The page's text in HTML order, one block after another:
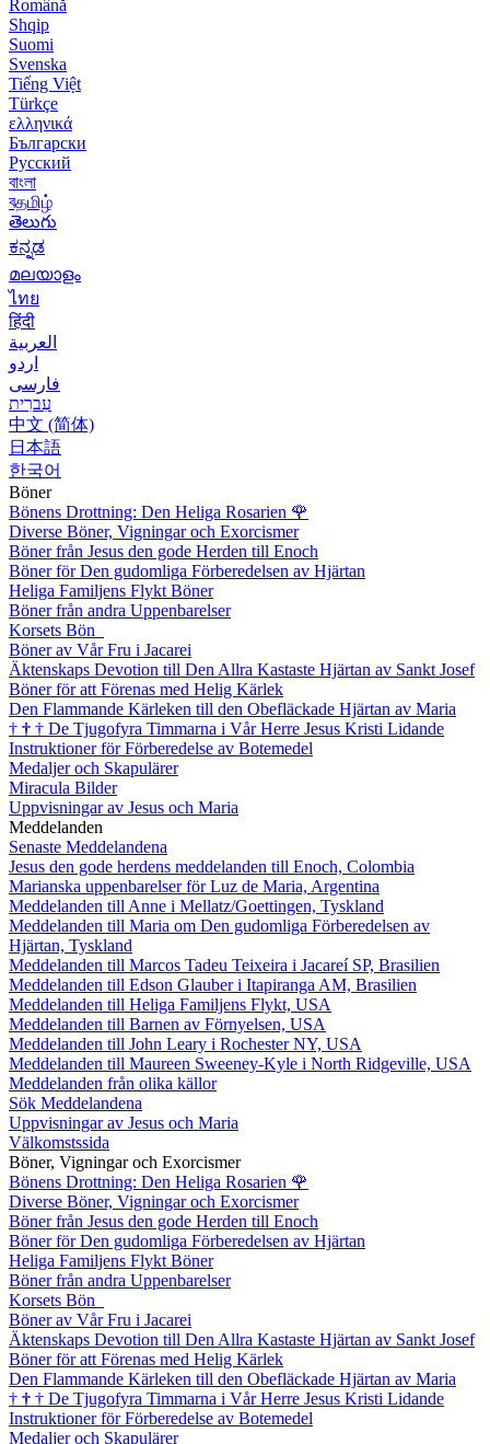
Română
Shqip
Suomi
Svenska
Tiếng Việt
Türkçe
ελληνικά
Български
Русский
বাংলা
বதமிழ்
తెలుగు
ಕನ್ನಡ
മലയാളം
ไทย
हिंदी
العربية
اردو
فارسی
עִברִית
中文 (简体)
日本語
한국어
Böner
Bönens Drottning: Den Heliga Rosarien 🌹
Diverse Böner, Vigningar och Exorcismer
Böner från Jesus den gode Herden till Enoch
Böner för Den gudomliga Förberedelsen av Hjärtan
Heliga Familjens Flykt Böner
Böner från andra Uppenbarelser
Korsets Bön
Böner av Vår Fru i Jacarei
Äktenskaps Devotion till Den Allra Kastaste Hjärtan av Sankt Josef
Böner för att Förenas med Helig Kärlek
Den Flammande Kärleken till den Obefläckade Hjärtan av Maria
† † † De Tjugofyra Timmarna i Vår Herre Jesus Kristi Lidande
Instruktioner för Förberedelse av Botemedel
Medaljer och Skapulärer
Miracula Bilder
Uppvisningar av Jesus och Maria
Meddelanden
Senaste Meddelandena
Jesus den gode herdens meddelanden till Enoch, Colombia
Marianska uppenbarelser för Luz de Maria, Argentina
Meddelanden till Anne i Mellatz/Goettingen, Tyskland
Meddelanden till Maria om Den gudomliga Förberedelsen av
Hjärtan, Tyskland
Meddelanden till Marcos Tadeu Teixeira i Jacareí SP, Brasilien
Meddelanden till Edson Glauber i Itapiranga AM, Brasilien
Meddelanden till Heliga Familjens Flykt, USA
Meddelanden till Barnen av Förnyelsen, USA
Meddelanden till John Leary i Rochester NY, USA
Meddelanden till Maureen Sweeney-Kyle i North Ridgeville, USA
Meddelanden från olika källor
Sök Meddelandena
Uppvisningar av Jesus och Maria
Välkomstssida
Böner, Vigningar och Exorcismer
Bönens Drottning: Den Heliga Rosarien 🌹
Diverse Böner, Vigningar och Exorcismer
Böner från Jesus den gode Herden till Enoch
Böner för Den gudomliga Förberedelsen av Hjärtan
Heliga Familjens Flykt Böner
Böner från andra Uppenbarelser
Korsets Bön
Böner av Vår Fru i Jacarei
Äktenskaps Devotion till Den Allra Kastaste Hjärtan av Sankt Josef
Böner för att Förenas med Helig Kärlek
Den Flammande Kärleken till den Obefläckade Hjärtan av Maria
† † † De Tjugofyra Timmarna i Vår Herre Jesus Kristi Lidande
Instruktioner för Förberedelse av Botemedel
Medaljer och Skapulärer